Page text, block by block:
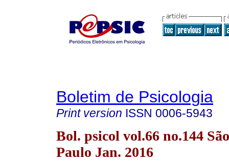
Boletim de Psicologia
Print version ISSN 0006-5943
Bol. psicol vol.66 no.144 São
Paulo Jan. 2016